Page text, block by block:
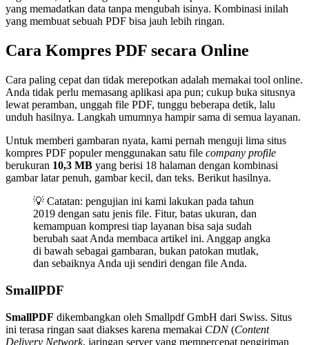
yang memadatkan data tanpa mengubah isinya. Kombinasi inilah
yang membuat sebuah PDF bisa jauh lebih ringan.
Cara Kompres PDF secara Online
Cara paling cepat dan tidak merepotkan adalah memakai tool online.
Anda tidak perlu memasang aplikasi apa pun; cukup buka situsnya
lewat peramban, unggah file PDF, tunggu beberapa detik, lalu
unduh hasilnya. Langkah umumnya hampir sama di semua layanan.
Untuk memberi gambaran nyata, kami pernah menguji lima situs
kompres PDF populer menggunakan satu file company profile
berukuran 10,3 MB yang berisi 18 halaman dengan kombinasi
gambar latar penuh, gambar kecil, dan teks. Berikut hasilnya.
💡 Catatan: pengujian ini kami lakukan pada tahun
2019 dengan satu jenis file. Fitur, batas ukuran, dan
kemampuan kompresi tiap layanan bisa saja sudah
berubah saat Anda membaca artikel ini. Anggap angka
di bawah sebagai gambaran, bukan patokan mutlak,
dan sebaiknya Anda uji sendiri dengan file Anda.
SmallPDF
SmallPDF dikembangkan oleh Smallpdf GmbH dari Swiss. Situs
ini terasa ringan saat diakses karena memakai CDN(Content
Delivery Network, jaringan server yang mempercepat pengiriman